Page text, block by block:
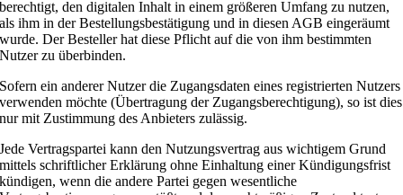
berechtigt, den digitalen Inhalt in einem größeren Umfang zu nutzen,
als ihm in der Bestellungsbestätigung und in diesen AGB eingeräumt
wurde. Der Besteller hat diese Pflicht auf die von ihm bestimmten
Nutzer zu überbinden.
Sofern ein anderer Nutzer die Zugangsdaten eines registrierten Nutzers
verwenden möchte (Übertragung der Zugangsberechtigung), so ist dies
nur mit Zustimmung des Anbieters zulässig.
Jede Vertragspartei kann den Nutzungsvertrag aus wichtigem Grund
mittels schriftlicher Erklärung ohne Einhaltung einer Kündigungsfrist
kündigen, wenn die andere Partei gegen wesentliche